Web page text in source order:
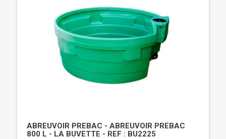
ABREUVOIR PREBAC - ABREUVOIR PREBAC
800 L - LA BUVETTE - REF : BU2225